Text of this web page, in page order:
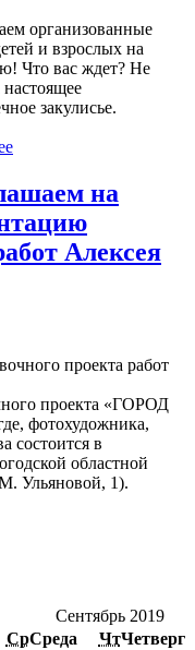
организованные
и взрослых на
Что вас ждет? Не
закулисье.
на
Алексея
проекта «ГОРОД
фотохудожника,
состоится в
областной
Ульяновой, 1).
Сентябрь 2019
СрСреда ЧтЧетверг